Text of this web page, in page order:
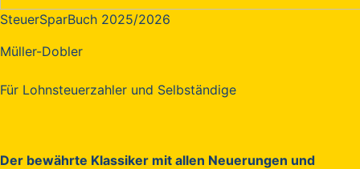
SteuerSparBuch 2025/2026
Müller-Dobler
Für Lohnsteuerzahler und Selbständige
Der bewährte Klassiker mit allen Neuerungen und